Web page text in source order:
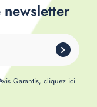
Garantis,cliquez ici